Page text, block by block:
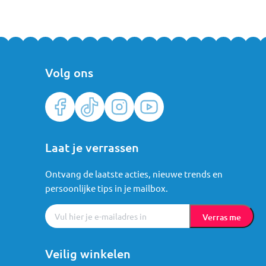
Volg ons
Veilig winkelen
Laat je verrassen
Ontvang de laatste acties, nieuwe trends en
persoonlijke tips in je mailbox.
Verras me